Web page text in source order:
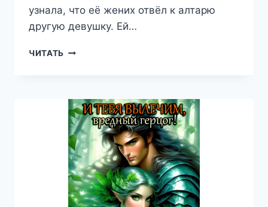
узнала, что её жених отвёл к алтарю
другую девушку. Ей…
ЧИТАТЬ МЕСТЬ
НАТАЛЬЯ
ЕКИМОВА